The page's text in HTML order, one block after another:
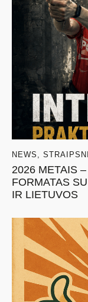
NEWS
2026 METAIS
FORMATAS
IR LIETUVOS